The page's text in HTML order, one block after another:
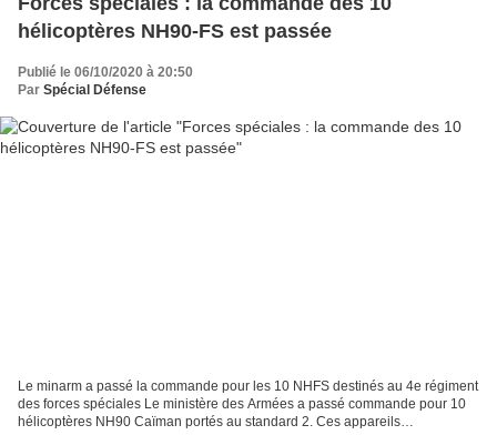
hélicoptères NH90-FS est passée
Publié le 06/10/2020 à 20:50
Par Spécial Défense
Le minarm a passé la commande pour les 10 NHFS destinés au 4e régiment
des forces spéciales Le ministère des Armées a passé commande pour 10
hélicoptères NH90 Caïman portés au standard 2. Ces appareils